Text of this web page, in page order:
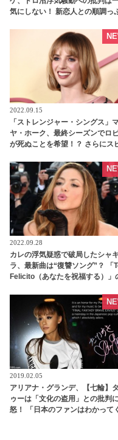
気にしない！ 新恋人との順調っ
2022.09.15
「ストレンジャー・シングス」
ヤ・ホーク、最終シーズンでロ
が死ぬことを希望！？ さらにス
す「あの人が出演するなら・・
tvgroove
2022.09.28
カレの浮気疑惑で破局したシャ
ラ、最新曲は“復讐ソング”？ 「
Felicito（あなたを祝福する）」
の意味を推測 - tvgroove
2019.02.05
アリアナ・グランデ、【七輪】
ゥーは「文化の盗用」との批判
怒！ 「日本のファンはわかって